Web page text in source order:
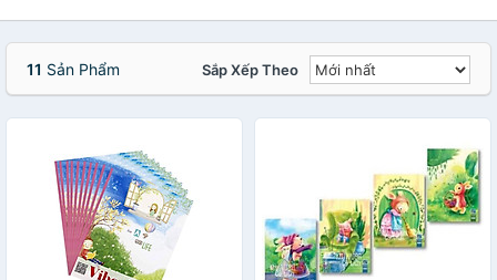
11 Sản Phẩm Sắp Xếp Theo